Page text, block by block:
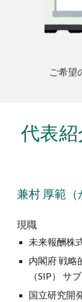
ご希望
代表紹
兼村 厚範（
現職
未来報酬株
内閣府 戦略
（SIP） サ
国立研究開